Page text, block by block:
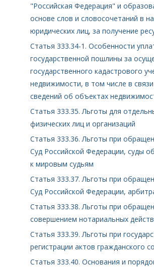
"Российская Федерация" и
основе слов и словосочетаний в
юридических лиц, за получение
Статья 333.34-1. Особенности
государственной пошлины за
государственного кадастрового
недвижимости, в том числе в
сведений об объектах
Статья 333.35. Льготы для
физических лиц и организаций
Статья 333.36. Льготы при
Суд Российской Федерации, суды
к мировым судьям
Статья 333.37. Льготы при
Суд Российской Федерации,
Статья 333.38. Льготы при
совершением нотариальных
Статья 333.39. Льготы при
регистрации актов гражданского
Статья 333.40. Основания и